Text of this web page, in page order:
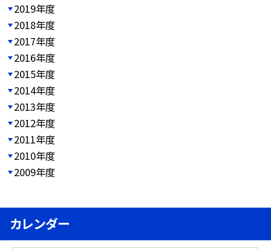
2019年度
2018年度
2017年度
2016年度
2015年度
2014年度
2013年度
2012年度
2011年度
2010年度
2009年度
カレンダー